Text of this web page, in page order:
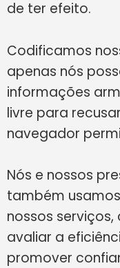
de ter efeito.
Codificamos
apenas nós
informações
livre para
navegador
Nós e nossos
também
nossos
avaliar a
promover